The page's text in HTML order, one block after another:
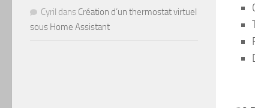
Cyril dans Création d’un thermostat virtuel
sous Home Assistant